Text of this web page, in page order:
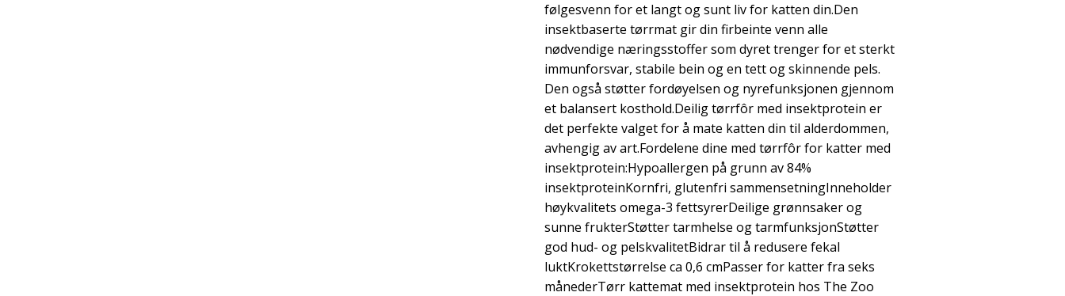
følgesvenn for et langt og sunt liv for katten din.Den
insektbaserte tørrmat gir din firbeinte venn alle
nødvendige næringsstoffer som dyret trenger for et sterkt
immunforsvar, stabile bein og en tett og skinnende pels.
Den også støtter fordøyelsen og nyrefunksjonen gjennom
et balansert kosthold.Deilig tørrfôr med insektprotein er
det perfekte valget for å mate katten din til alderdommen,
avhengig av art.Fordelene dine med tørrfôr for katter med
insektprotein:Hypoallergen på grunn av 84%
insektproteinKornfri, glutenfri sammensetningInneholder
høykvalitets omega-3 fettsyrerDeilige grønnsaker og
sunne frukterStøtter tarmhelse og tarmfunksjonStøtter
god hud- og pelskvalitetBidrar til å redusere fekal
luktKrokettstørrelse ca 0,6 cmPasser for katter fra seks
månederTørr kattemat med insektprotein hos The Zoo